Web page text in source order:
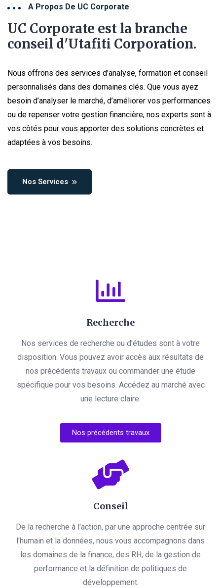
A Propos De UC Corporate
UC Corporate est la branche
conseil d'Utafiti Corporation.
Nous offrons des services d’analyse, formation et conseil
personnalisés dans des domaines clés. Que vous ayez
besoin d’analyser le marché, d’améliorer vos performances
ou de repenser votre gestion financière, nos experts sont à
vos côtés pour vous apporter des solutions concrètes et
adaptées à vos besoins.
Nos Services
Recherche
Nos services de recherche ou d'études sont à votre
disposition. Vous pouvez avoir accès aux résultats de
nos précédents travaux ou commander une étude
spécifique pour vos besoins. Accédez au marché avec
une lecture claire.
Nos précédents travaux
Conseil
De la recherche à l'action, par une approche centrée sur
l'humain et la données, nous vous accompagnons dans
les domaines de la finance, des RH, de la gestion de
performance et la définition de politiques de
développement.